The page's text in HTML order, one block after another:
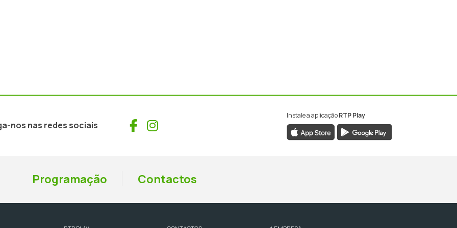
nos nas redes sociais Facebook
Instagram
Instale a aplicaçãoRTP Play
Programação Contactos